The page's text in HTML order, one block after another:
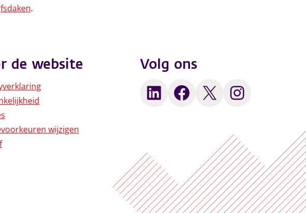
.
de website
wijzigen
Volg ons
LinkedIn Facebook X Instagram